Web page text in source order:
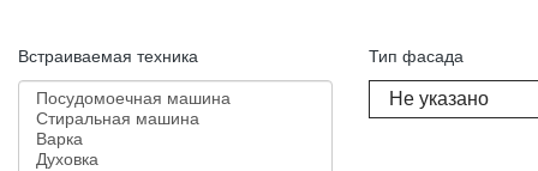
Встраиваемая техника Тип фасада
Не указано